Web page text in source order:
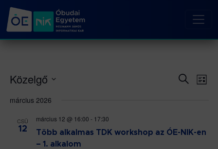
Keresett
Lista
Közelgő
kiválasztása.
március 2026
CSÜ
12
március 12 @ 16:00 - 17:30
Több alkalmas TDK workshop az ÓE-NIK-en
– 1. alkalom